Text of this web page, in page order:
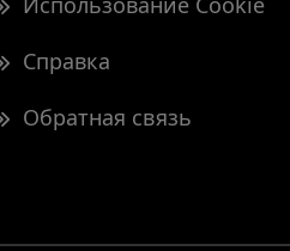
Справка
Обратная связь